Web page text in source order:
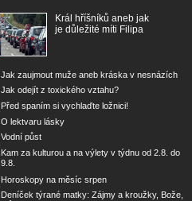
Král hříšníků aneb jak
je důležité míti Filipa
Jak zaujmout muže aneb kráska v nesnázích
Jak odejít z toxického vztahu?
Před spaním si vychlaďte ložnici!
O lektvaru lásky
Vodní půst
Kam za kulturou a na výlety v týdnu od 2.8. do
9.8.
Horoskopy na měsíc srpen
Deníček týrané matky: Zájmy a kroužky, Bože,